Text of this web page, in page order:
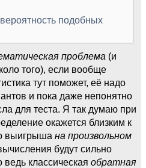
подобных
проблема (и
того), если вообще
тут поможет, её надо
и пока даже непонятно
для теста. Я так думаю при
окажется близким к
выигрыша на произвольном
будут сильно
классическая обратная